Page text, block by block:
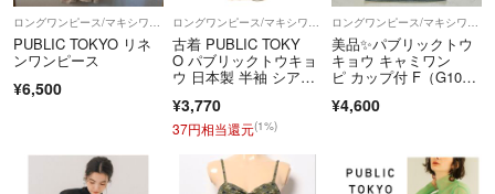
■梱包・ギフト配送
・複数商品購入いただいた場合でも原則同梱対応は行えません。
・ギフト梱包は承っておりません。
・お客様都合によるキャンセルは原則お受けしておりません。
※こちらのアカウントはラクマ公式ショップのMODESCAPE（モード
ロングワンピース/マキシワンピース
PUBLIC TOKYO リネ
ンワンピース
¥6,500
ロングワンピース/マキシワンピース
古着 PUBLIC TOKY
O パブリックトウキョ
ウ 日本製 半袖 シア
ス F ベージュ系 イン
ナーキャミワンピ付
き レディース
¥3,770
37円相当還元(1%)
ロングワンピース/マキシワンピース
美品✨パブリックトウ
キョウ キャミワン
ピ カップ付 F（G10
¥4,600